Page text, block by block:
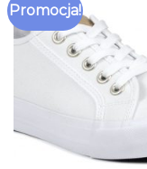
Promocja!